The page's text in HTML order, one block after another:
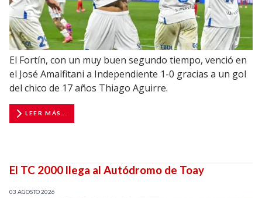
El Fortín, con un muy buen segundo tiempo, venció en
el José Amalfitani a Independiente 1-0 gracias a un gol
del chico de 17 años Thiago Aguirre.
LEER MÁS...
El TC 2000 llega al Autódromo de Toay
03 AGOSTO 2026